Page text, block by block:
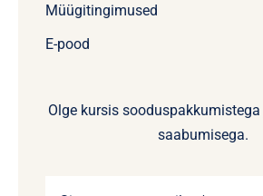
Müügitingimused
E-pood
Olge kursis
saabumisega.